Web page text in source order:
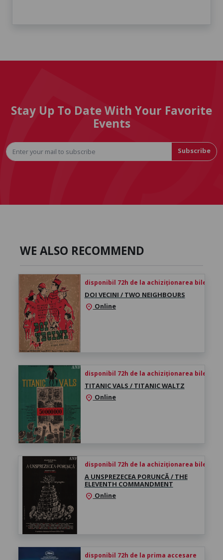
Stay Up To Date With Your Favorite
Events
Subscribe
WE ALSO RECOMMEND
disponibil 72h de la achiziționarea biletului
DOI VECINI / TWO NEIGHBOURS
location_on Online
disponibil 72h de la achiziționarea biletului
TITANIC VALS / TITANIC WALTZ
location_on Online
disponibil 72h de la achiziționarea biletului
A UNSPREZECEA PORUNCĂ / THE
ELEVENTH COMMANDMENT
location_on Online
disponibil 72h de la prima accesare